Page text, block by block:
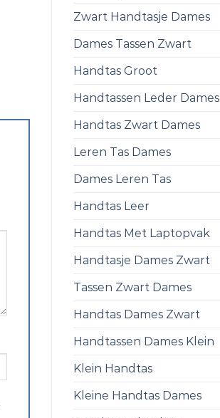
Zwart Handtasje Dames
Dames Tassen Zwart
Handtas Groot
Handtassen Leder Dames
Handtas Zwart Dames
Leren Tas Dames
Dames Leren Tas
Handtas Leer
Handtas Met Laptopvak
Handtasje Dames Zwart
Tassen Zwart Dames
Handtas Dames Zwart
Handtassen Dames Klein
Klein Handtas
Kleine Handtas Dames